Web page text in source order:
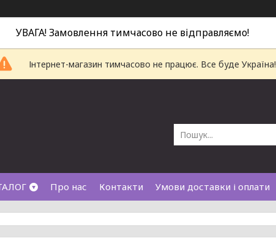
УВАГА! Замовлення тимчасово не відправляємо!
Інтернет-магазин тимчасово не працює. Все буде Україна!
Про нас Контакти Умови доставки і оплати